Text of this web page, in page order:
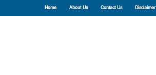
Home About Us Contact Us Disclaimer